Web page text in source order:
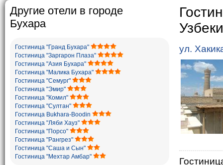
5-6 children.
Другие отели в городе
Бухара
Гостиница "Гранд Бухара"
Гостиница "Заргарон Плаза"
Гостиница "Азия Бухара"
Гостиница "Малика Бухара"
Гостиница "Семург"
Гостиница "Эмир"
Гостиница "Комил"
Гостиница "Султан"
Гостиница Bukhara-Boodin
Гостиница "Ляби Хауз"
Гостиница "Порсо"
Гостиница "Рангрез"
Гостиница "Саша и Сын"
Гостиница "Мехтар Амбар"
ул.